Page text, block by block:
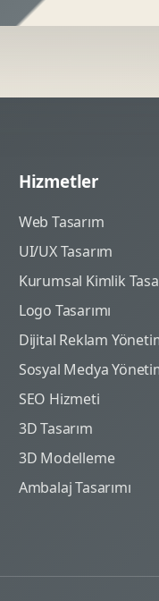
Hizmetler
Web Tasarım
UI/UX Tasarım
Kurumsal Kimlik
Logo Tasarımı
Dijital Reklam
Sosyal Medya
SEO Hizmeti
3D Tasarım
3D Modelleme
Ambalaj Tasarımı